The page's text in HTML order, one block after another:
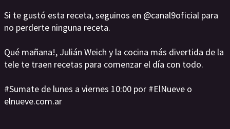
Si te gustó esta receta, seguinos en @canal9oficial para
no perderte ninguna receta.
Qué mañana!, Julián Weich y la cocina más divertida de la
tele te traen recetas para comenzar el día con todo.
#Sumate de lunes a viernes 10:00 por #ElNueve o
elnueve.com.ar